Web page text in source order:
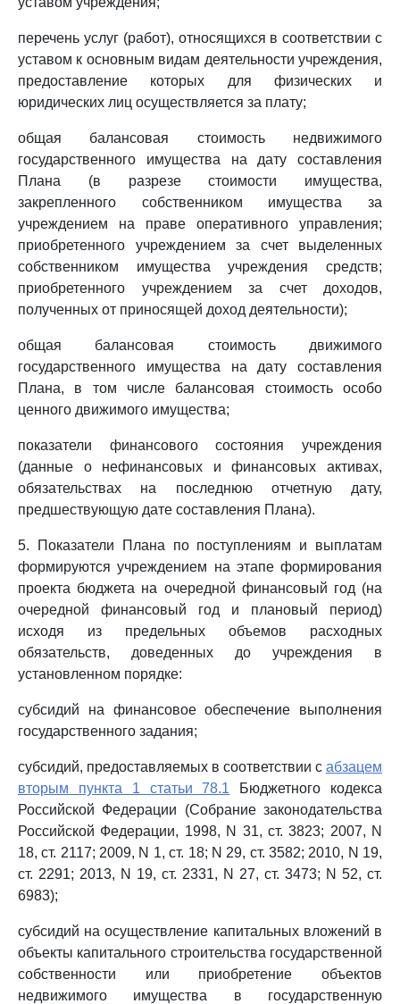
перечень услуг (работ), относящихся в соответствии с
уставом к основным видам деятельности учреждения,
предоставление которых для физических и
юридических лиц осуществляется за плату;
общая балансовая стоимость недвижимого
государственного имущества на дату составления
Плана (в разрезе стоимости имущества,
закрепленного собственником имущества за
учреждением на праве оперативного управления;
приобретенного учреждением за счет выделенных
собственником имущества учреждения средств;
приобретенного учреждением за счет доходов,
полученных от приносящей доход деятельности);
общая балансовая стоимость движимого
государственного имущества на дату составления
Плана, в том числе балансовая стоимость особо
ценного движимого имущества;
показатели финансового состояния учреждения
(данные о нефинансовых и финансовых активах,
обязательствах на последнюю отчетную дату,
предшествующую дате составления Плана).
5. Показатели Плана по поступлениям и выплатам
формируются учреждением на этапе формирования
проекта бюджета на очередной финансовый год (на
очередной финансовый год и плановый период)
исходя из предельных объемов расходных
обязательств, доведенных до учреждения в
установленном порядке:
субсидий на финансовое обеспечение выполнения
государственного задания;
субсидий, предоставляемых в соответствии с абзацем
вторым пункта 1 статьи 78.1 Бюджетного кодекса
Российской Федерации (Собрание законодательства
Российской Федерации, 1998, N 31, ст. 3823; 2007, N
18, ст. 2117; 2009, N 1, ст. 18; N 29, ст. 3582; 2010, N 19,
ст. 2291; 2013, N 19, ст. 2331, N 27, ст. 3473; N 52, ст.
6983);
субсидий на осуществление капитальных вложений в
объекты капитального строительства государственной
собственности или приобретение объектов
недвижимого имущества в государственную